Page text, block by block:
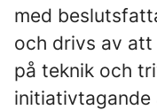
med
och drivs av att
på teknik och
initiativtagande